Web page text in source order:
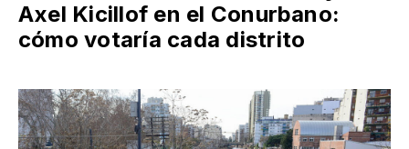
Axel Kicillof en el Conurbano:
cómo votaría cada distrito